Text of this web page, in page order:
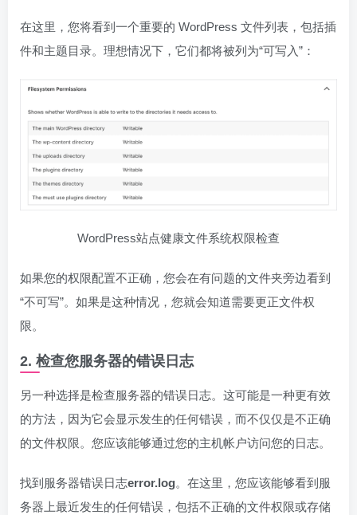
在这里，您将看到一个重要的 WordPress 文件列表，包括插
件和主题目录。理想情况下，它们都将被列为“可写入”：
WordPress站点健康文件系统权限检查
如果您的权限配置不正确，您会在有问题的文件夹旁边看到
“不可写”。如果是这种情况，您就会知道需要更正文件权
限。
2. 检查您服务器的错误日志
另一种选择是检查服务器的错误日志。这可能是一种更有效
的方法，因为它会显示发生的任何错误，而不仅仅是不正确
的文件权限。您应该能够通过您的主机帐户访问您的日志。
找到服务器错误日志error.log。在这里，您应该能够看到服
务器上最近发生的任何错误，包括不正确的文件权限或存储